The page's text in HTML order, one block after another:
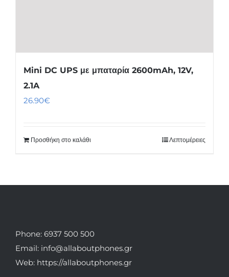
Mini DC UPS με μπαταρία 2600mAh, 12V,
2.1A
26.90€
Προσθήκη στο καλάθι Λεπτομέρειες
Phone: 6937 500 500
Email: info@allaboutphones.gr
Web: https://allaboutphones.gr